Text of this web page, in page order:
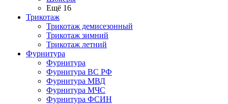
Ещё 16
Трикотаж
Трикотаж демисезонный
Трикотаж зимний
Трикотаж летний
Фурнитура
Фурнитура
Фурнитура ВС РФ
Фурнитура МВД
Фурнитура МЧС
Фурнитура ФСИН